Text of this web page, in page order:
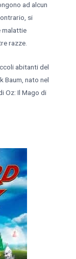
ad alcun
si
malattie
razze.
abitanti del
Baum, nato nel
Oz: Il Mago di